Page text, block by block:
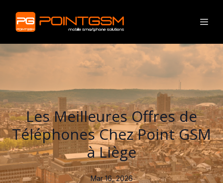
Les Meilleures Offres de
Téléphones Chez Point GSM
à Liège
Mar 16, 2026